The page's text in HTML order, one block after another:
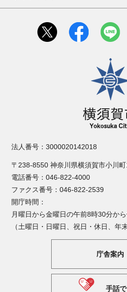
横須賀市
法人番号：3000020142018
〒238-8550 神奈川県横須賀市小川町
電話番号：046-822-4000
ファクス番号：046-822-2539
開庁時間：
月曜日から金曜日の午前8時30分か
（土曜日・日曜日、祝日・休日、年
庁舎案内
手話